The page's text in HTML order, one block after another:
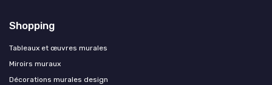
Shopping
Tableaux et œuvres murales
Miroirs muraux
Décorations murales design